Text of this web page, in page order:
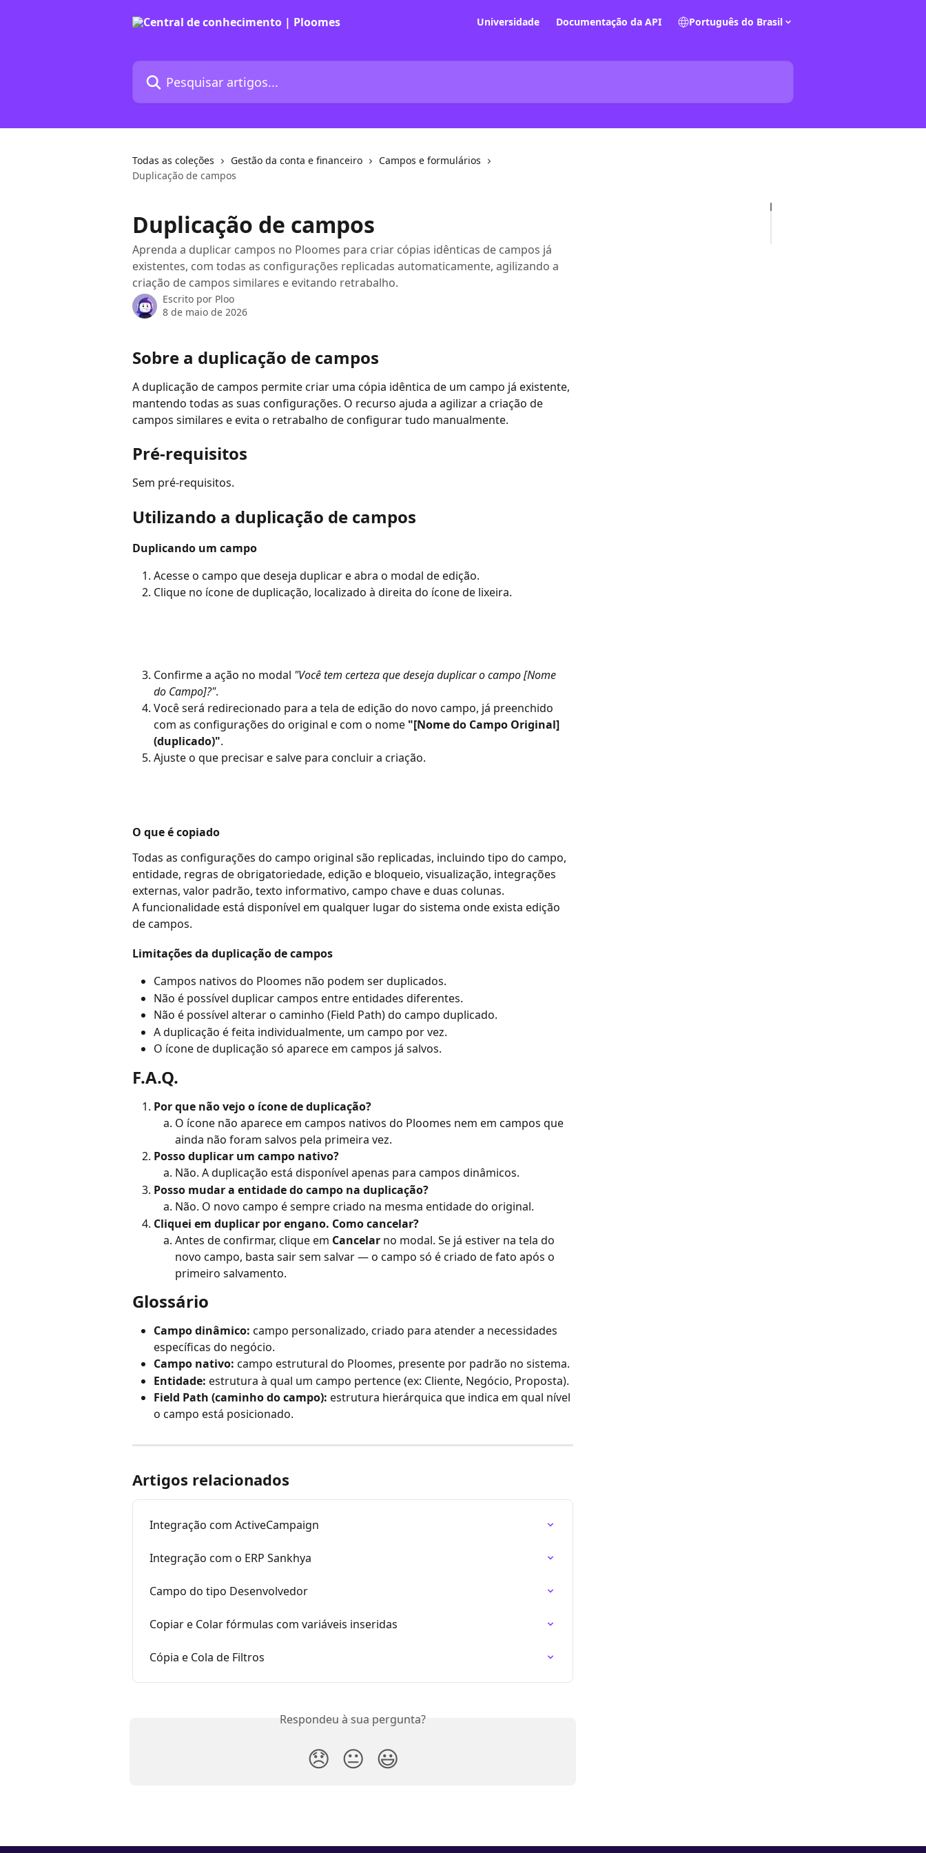
Universidade Documentação da API Português do Brasil
Pesquisar artigos...
Todas as coleções Gestão da conta e financeiro
Campos e formulários
Duplicação de campos
Duplicação de campos
Aprenda a duplicar campos no Ploomes para criar cópias idênticas de campos já
existentes, com todas as configurações replicadas automaticamente, agilizando a
criação de campos similares e evitando retrabalho.
Escrito por Ploo
8 de maio de 2026
Sobre a duplicação de campos
A duplicação de campos permite criar uma cópia idêntica de um campo já existente,
mantendo todas as suas configurações. O recurso ajuda a agilizar a criação de
campos similares e evita o retrabalho de configurar tudo manualmente.
Pré-requisitos
Sem pré-requisitos.
Utilizando a duplicação de campos
Duplicando um campo
Acesse o campo que deseja duplicar e abra o modal de edição.
Clique no ícone de duplicação, localizado à direita do ícone de lixeira.
Confirme a ação no modal "Você tem certeza que deseja duplicar o campo [Nome
do Campo]?".
Você será redirecionado para a tela de edição do novo campo, já preenchido
com as configurações do original e com o nome "[Nome do Campo Original]
(duplicado)".
Ajuste o que precisar e salve para concluir a criação.
O que é copiado
Todas as configurações do campo original são replicadas, incluindo tipo do campo,
entidade, regras de obrigatoriedade, edição e bloqueio, visualização, integrações
externas, valor padrão, texto informativo, campo chave e duas colunas.
A funcionalidade está disponível em qualquer lugar do sistema onde exista edição
de campos.
Limitações da duplicação de campos
Campos nativos do Ploomes não podem ser duplicados.
Não é possível duplicar campos entre entidades diferentes.
Não é possível alterar o caminho (Field Path) do campo duplicado.
A duplicação é feita individualmente, um campo por vez.
O ícone de duplicação só aparece em campos já salvos.
F.A.Q.
Por que não vejo o ícone de duplicação?
O ícone não aparece em campos nativos do Ploomes nem em campos que
ainda não foram salvos pela primeira vez.
Posso duplicar um campo nativo?
Não. A duplicação está disponível apenas para campos dinâmicos.
Posso mudar a entidade do campo na duplicação?
Não. O novo campo é sempre criado na mesma entidade do original.
Cliquei em duplicar por engano. Como cancelar?
Antes de confirmar, clique em Cancelar no modal. Se já estiver na tela do
novo campo, basta sair sem salvar — o campo só é criado de fato após o
primeiro salvamento.
Glossário
Campo dinâmico: campo personalizado, criado para atender a necessidades
específicas do negócio.
Campo nativo: campo estrutural do Ploomes, presente por padrão no sistema.
Entidade: estrutura à qual um campo pertence (ex: Cliente, Negócio, Proposta).
Field Path (caminho do campo): estrutura hierárquica que indica em qual nível
o campo está posicionado.
Artigos relacionados
Integração com ActiveCampaign
Integração com o ERP Sankhya
Campo do tipo Desenvolvedor
Copiar e Colar fórmulas com variáveis inseridas
Cópia e Cola de Filtros
Respondeu à sua pergunta?
😞 😐 😃